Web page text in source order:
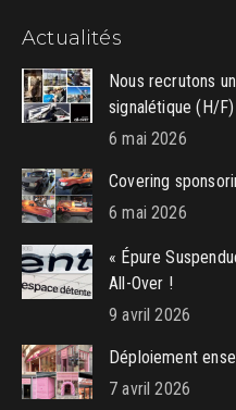
opens
in
new
window
opens
in
new
window
opens
in
new
window
Actualités
Nous recrutons
signalétique (H/F)
6 mai 2026
Covering
6 mai 2026
« Épure
All-Over !
9 avril 2026
Déploiement
7 avril 2026